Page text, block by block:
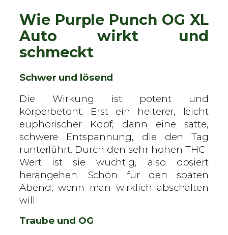
M
e
g
Wie Purple Punch OG XL
Auto wirkt und
schmeckt
Schwer und lösend
Die Wirkung ist potent und
körperbetont. Erst ein heiterer, leicht
euphorischer Kopf, dann eine satte,
schwere Entspannung, die den Tag
runterfährt. Durch den sehr hohen THC-
Wert ist sie wuchtig, also dosiert
herangehen. Schön für den späten
Abend, wenn man wirklich abschalten
will.
Traube und OG